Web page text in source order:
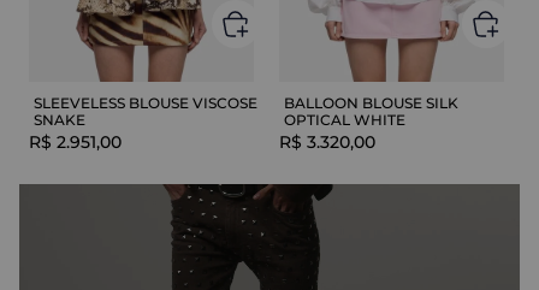
SLEEVELESS BLOUSE VISCOSE
SNAKE
R$ 2.951,00
BALLOON BLOUSE SILK
OPTICAL WHITE
R$ 3.320,00